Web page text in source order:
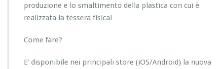
produzione e lo smaltimento della plastica con cui è
realizzata la tessera fisica!
Come fare?
E’ disponibile nei principali store (iOS/Android) la nuova